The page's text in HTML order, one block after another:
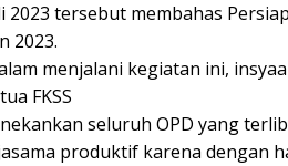
2023 tersebut membahas
2023.
menjalani kegiatan ini,
FKSS
seluruh OPD yang
produktif karena dengan